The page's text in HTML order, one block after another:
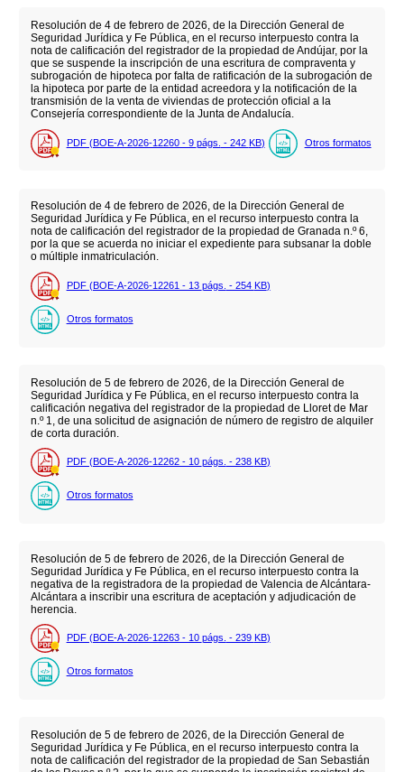
Resolución de 4 de febrero de 2026, de la Dirección General de
Seguridad Jurídica y Fe Pública, en el recurso interpuesto contra la
nota de calificación del registrador de la propiedad de Andújar, por la
que se suspende la inscripción de una escritura de compraventa y
subrogación de hipoteca por falta de ratificación de la subrogación de
la hipoteca por parte de la entidad acreedora y la notificación de la
transmisión de la venta de viviendas de protección oficial a la
Consejería correspondiente de la Junta de Andalucía.
PDF (BOE-A-2026-12260 - 9 págs. - 242 KB) Otros formatos
Resolución de 4 de febrero de 2026, de la Dirección General de
Seguridad Jurídica y Fe Pública, en el recurso interpuesto contra la
nota de calificación del registrador de la propiedad de Granada n.º 6,
por la que se acuerda no iniciar el expediente para subsanar la doble
o múltiple inmatriculación.
PDF (BOE-A-2026-12261 - 13 págs. - 254 KB)
Otros formatos
Resolución de 5 de febrero de 2026, de la Dirección General de
Seguridad Jurídica y Fe Pública, en el recurso interpuesto contra la
calificación negativa del registrador de la propiedad de Lloret de Mar
n.º 1, de una solicitud de asignación de número de registro de alquiler
de corta duración.
PDF (BOE-A-2026-12262 - 10 págs. - 238 KB)
Otros formatos
Resolución de 5 de febrero de 2026, de la Dirección General de
Seguridad Jurídica y Fe Pública, en el recurso interpuesto contra la
negativa de la registradora de la propiedad de Valencia de Alcántara-
Alcántara a inscribir una escritura de aceptación y adjudicación de
herencia.
PDF (BOE-A-2026-12263 - 10 págs. - 239 KB)
Otros formatos
Resolución de 5 de febrero de 2026, de la Dirección General de
Seguridad Jurídica y Fe Pública, en el recurso interpuesto contra la
nota de calificación del registrador de la propiedad de San Sebastián